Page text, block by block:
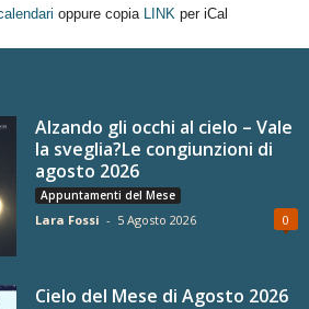
oppure copia LINK per iCal
Alzando gli occhi al cielo – Vale
la sveglia?Le congiunzioni di
agosto 2026
Appuntamenti del Mese
Lara Fossi - 5 Agosto 2026 0
Cielo del Mese di Agosto 2026